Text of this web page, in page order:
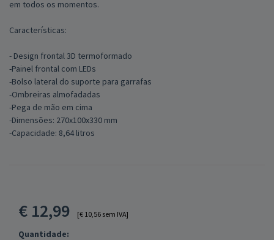
em todos os momentos.
Características:
- Design frontal 3D termoformado
-Painel frontal com LEDs
-Bolso lateral do suporte para garrafas
-Ombreiras almofadadas
-Pega de mão em cima
-Dimensões: 270x100x330 mm
-Capacidade: 8,64 litros
€ 12,99 [€ 10,56 sem IVA]
Quantidade: